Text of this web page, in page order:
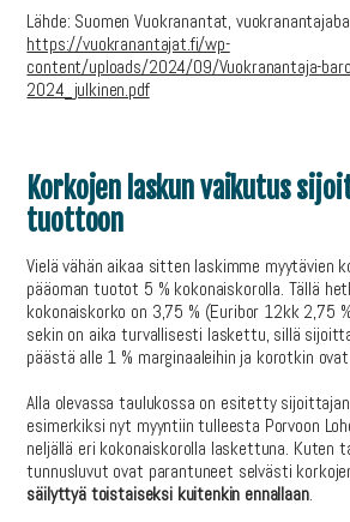
Lähde: Suomen Vuokranantat,
https://vuokranantajat.fi/wp-
content/uploads/2024/09/Vuokranantaja-
2024_julkinen.pdf
Korkojen laskun vaikutus
tuottoon
Vielä vähän aikaa sitten laskimme myytävien
pääoman tuotot 5 % kokonaiskorolla. Tällä
kokonaiskorko on 3,75 % (Euribor 12kk 2,75
sekin on aika turvallisesti laskettu, sillä
päästä alle 1 % marginaaleihin ja korotkin
Alla olevassa taulukossa on esitetty
esimerkiksi nyt myyntiin tulleesta Porvoon
neljällä eri kokonaiskorolla laskettuna. Kuten
tunnusluvut ovat parantuneet selvästi
säilyttyä toistaiseksi kuitenkin ennallaan.